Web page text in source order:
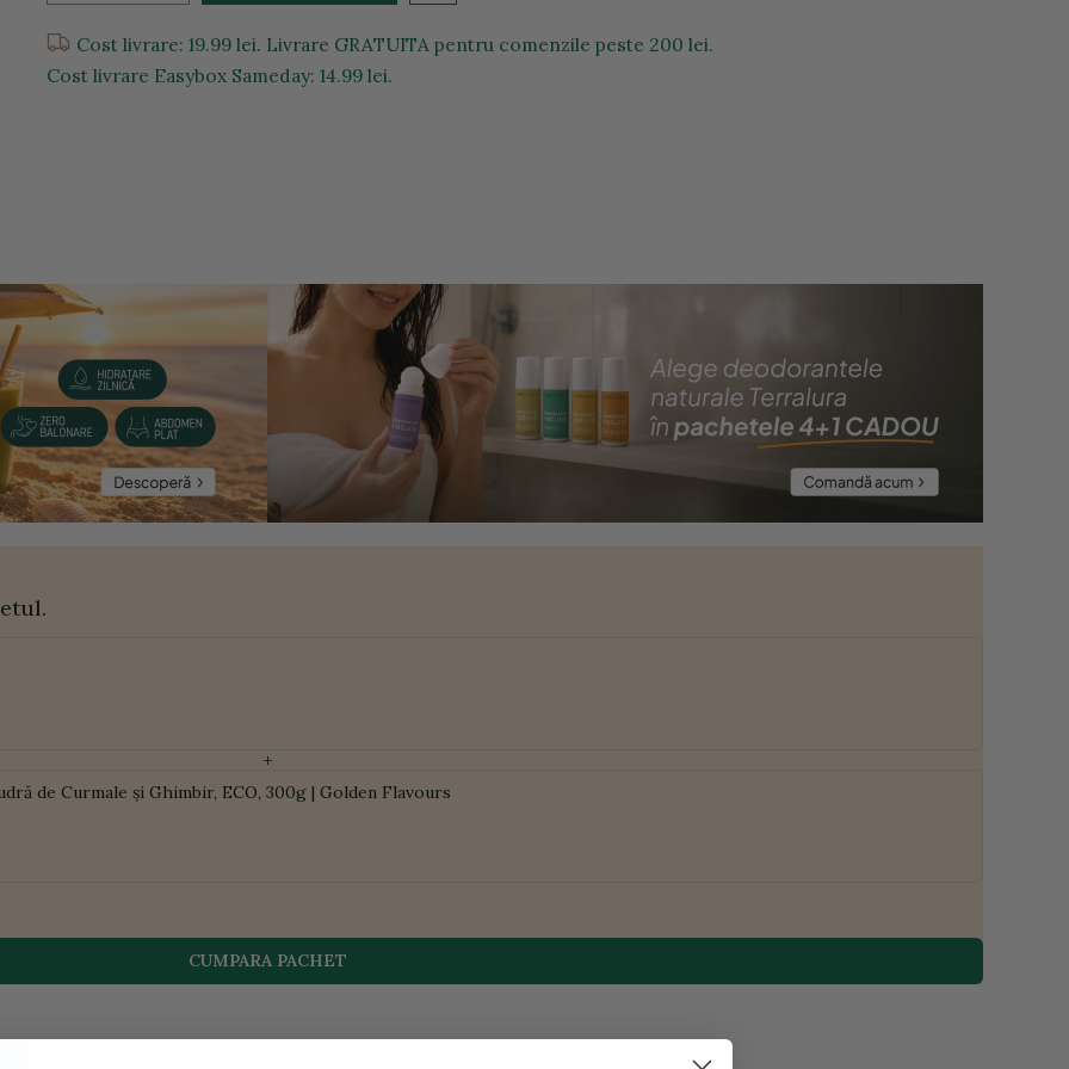
Cost livrare: 19.99 lei. Livrare GRATUITA pentru comenzile peste 200 lei.
Cost livrare Easybox Sameday: 14.99 lei.
+
de Curmale și Ghimbir, ECO, 300g | Golden Flavours
CUMPARA PACHET